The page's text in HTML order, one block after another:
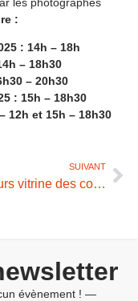
:
: 14h – 18h
– 18h30
– 20h30
: 15h – 18h30
12h et 15h – 18h30
SUIVANT
Concours vitrine des commerçants
évènement ! —